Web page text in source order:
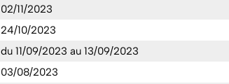
02/11/2023
24/10/2023
du 11/09/2023 au 13/09/2023
03/08/2023